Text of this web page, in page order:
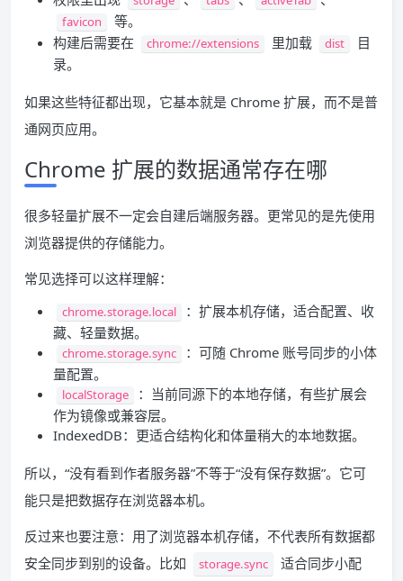
favicon
等。
构建后需要在
chrome://extensions 里加载 dist
目
录。
如果这些特征都出现，它基本就是 Chrome 扩展，而不是普
通网页应用。
Chrome 扩展的数据通常存在哪
很多轻量扩展不一定会自建后端服务器。更常见的是先使用
浏览器提供的存储能力。
常见选择可以这样理解：
chrome.storage.local
：扩展本机存储，适合配置、收
藏、轻量数据。
chrome.storage.sync
：可随 Chrome 账号同步的小体
量配置。
localStorage
：当前同源下的本地存储，有些扩展会
作为镜像或兼容层。
IndexedDB：更适合结构化和体量稍大的本地数据。
所以，“没有看到作者服务器”不等于“没有保存数据”。它可
能只是把数据存在浏览器本机。
反过来也要注意：用了浏览器本机存储，不代表所有数据都
安全同步到别的设备。比如
storage.sync
适合同步小配